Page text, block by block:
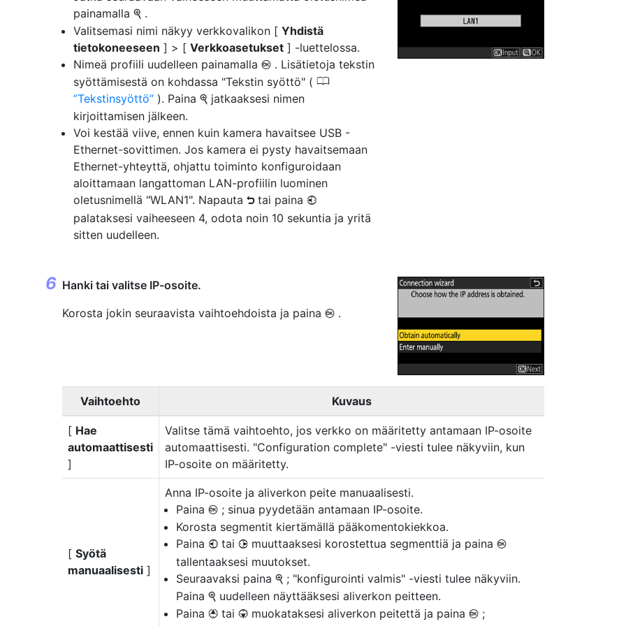
painamalla X .
Valitsemasi nimi näkyy verkkovalikon [ Yhdistä
tietokoneeseen ] > [ Verkkoasetukset ] -luettelossa.
Nimeä profiili uudelleen painamalla J . Lisätietoja tekstin
syöttämisestä on kohdassa "Tekstin syöttö" ( 0
Tekstinsyöttö ). Paina X jatkaaksesi nimen
kirjoittamisen jälkeen.
Voi kestää viive, ennen kuin kamera havaitsee USB -
Ethernet-sovittimen. Jos kamera ei pysty havaitsemaan
Ethernet-yhteyttä, ohjattu toiminto konfiguroidaan
aloittamaan langattoman LAN-profiilin luominen
oletusnimellä "WLAN1". Napauta Z tai paina 4
palataksesi vaiheeseen 4, odota noin 10 sekuntia ja yritä
sitten uudelleen.
Hanki tai valitse IP-osoite.
Korosta jokin seuraavista vaihtoehdoista ja paina J .
Vaihtoehto Kuvaus
[ Hae
automaattisesti
]
Valitse tämä vaihtoehto, jos verkko on määritetty antamaan IP-osoite
automaattisesti. "Configuration complete" -viesti tulee näkyviin, kun
IP-osoite on määritetty.
[ Syötä
manuaalisesti ]
Anna IP-osoite ja aliverkon peite manuaalisesti.
Paina J ; sinua pyydetään antamaan IP-osoite.
Korosta segmentit kiertämällä pääkomentokiekkoa.
Paina 4 tai 2 muuttaaksesi korostettua segmenttiä ja paina J
tallentaaksesi muutokset.
Seuraavaksi paina X ; "konfigurointi valmis" -viesti tulee näkyviin.
Paina X uudelleen näyttääksesi aliverkon peitteen.
Paina 1 tai 3 muokataksesi aliverkon peitettä ja paina J ;